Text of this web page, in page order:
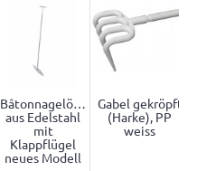
Bâtonnagelöffel
aus Edelstahl
mit
Klappflügel
neues Modell
Gabel gekröpft
(Harke), PP
weiss